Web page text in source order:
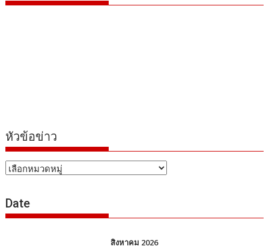
หัวข้อข่าว
หัวข้อ
Date
สิงหาคม 2026